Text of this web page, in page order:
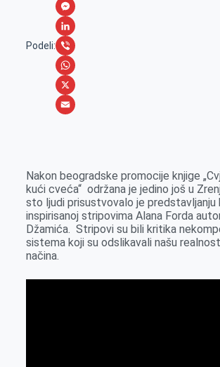
Podeli:
F
a
c
e
b
o
M
e
s
s
e
r
L
i
n
k
n
V
i
b
W
h
A
p
p
X
i
l
Nakon beogradske promocije knjige
kući cveća“ održana je jedino još u
sto ljudi prisustvovalo je predstavljanju
inspirisanoj stripovima Alana Forda
Džamića. Stripovi su bili kritika
sistema koji su odslikavali našu
načina.